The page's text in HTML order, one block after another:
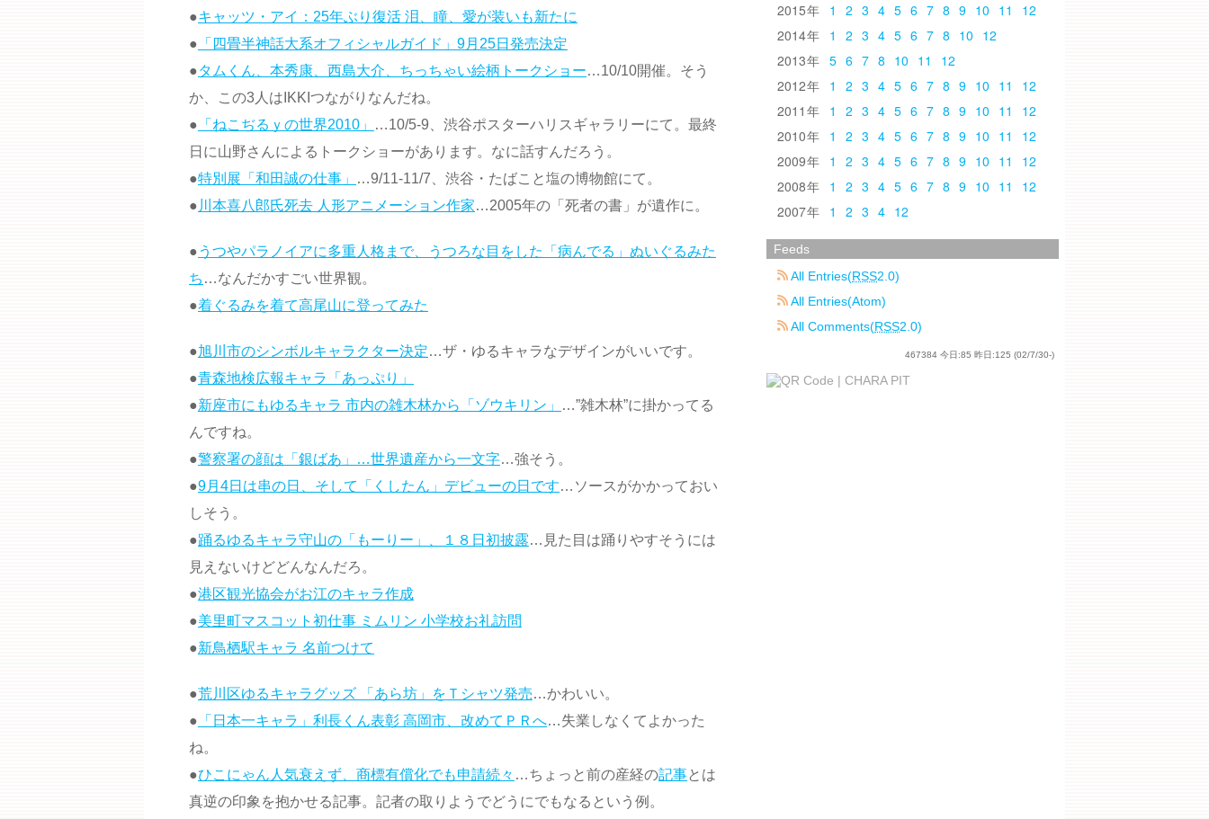
●キャッツ・アイ：25年ぶり復活 泪、瞳、愛が装いも新たに
● 「四畳半神話大系オフィシャルガイド」9月25日発売決定
●タムくん、本秀康、西島大介、ちっちゃい絵柄トークショー…10/10開催。そう
か、この3人はIKKIつながりなんだね。
● 「ねこぢるｙの世界2010」
…10/5-9、渋谷ポスターハリスギャラリーにて。最終
日に山野さんによるトークショーがあります。なに話すんだろう。
●特別展「和田誠の仕事」
…9/11-11/7、渋谷・たばこと塩の博物館にて。
● 川本喜八郎氏死去 人形アニメーション作家…2005年の「死者の書」が遺作に。
● うつやパラノイアに多重人格まで、うつろな目をした「病んでる」ぬいぐるみた
ち …なんだかすごい世界観。
●着ぐるみを着て高尾山に登ってみた
●旭川市のシンボルキャラクター決定…ザ・ゆるキャラなデザインがいいです。
●青森地検広報キャラ「あっぷり」
●新座市にもゆるキャラ 市内の雑木林から「ゾウキリン」
…”雑木林”に掛かってる
んですね。
●警察署の顔は「銀ばあ」…世界遺産から一文字…強そう。
●9月4日は串の日、そして「くしたん」デビューの日です…ソースがかかっておい
しそう。
●踊るゆるキャラ守山の「もーりー」、１８日初披露…見た目は踊りやすそうには
見えないけどどんなんだろ。
●港区観光協会がお江のキャラ作成
●美里町マスコット初仕事 ミムリン 小学校お礼訪問
●新鳥栖駅キャラ 名前つけて
●荒川区ゆるキャラグッズ 「あら坊」をＴシャツ発売…かわいい。
● 「日本一キャラ」利長くん表彰 高岡市、改めてＰＲへ…失業しなくてよかった
ね。
●ひこにゃん人気衰えず、商標有償化でも申請続々 …ちょっと前の産経の記事とは
真逆の印象を抱かせる記事。記者の取りようでどうにでもなるという例。
2015
1 2 3 4 5 6 7 8 9 10 11
12
2014
1 2 3 4 5 6 7 8 10 12
2013
5 6 7 8 10 11
12
2012
1 2 3 4 5 6 7 8 9 10 11
12
2011
1 2 3 4 5 6 7 8 9 10 11
12
2010
1 2 3 4 5 6 7 8 9 10 11
12
2009
1 2 3 4 5 6 7 8 9 10 11
12
2008
1 2 3 4 5 6 7 8 9 10 11
12
2007
1 2 3 4 12
Feeds
All Entries(RSS2.0)
All Entries(Atom)
All Comments(RSS2.0)
467384 今日:85 昨日:125 (02/7/30-)